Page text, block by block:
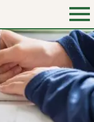
合わせは
無料）